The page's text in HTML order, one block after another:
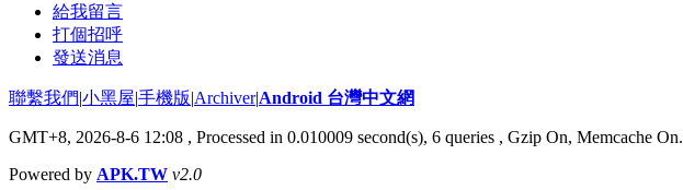
給我留言
打個招呼
發送消息
聯繫我們|小黑屋|手機版|Archiver|Android 台灣中文網
GMT+8, 2026-8-6 12:08 , Processed in 0.010009 second(s), 6 queries , Gzip On, Memcache On.
Powered by APK.TW v2.0